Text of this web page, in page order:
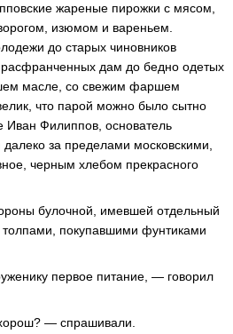
жареные пирожки с мясом,
изюмом и вареньем.
до старых чиновников
дам до бедно одетых
масле, со свежим фаршем
что парой можно было сытно
Иван Филиппов, основатель
за пределами московскими,
черным хлебом прекрасного
булочной, имевшей отдельный
покупавшими фунтиками
первое питание, — говорил
— спрашивали.